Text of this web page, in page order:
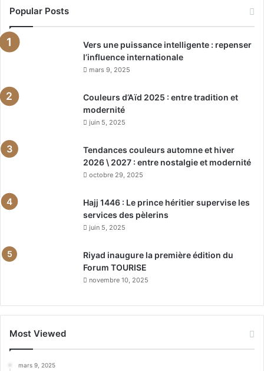
Popular Posts
Vers une puissance intelligente : repenser
l’influence internationale
mars 9, 2025
Couleurs d’Aïd 2025 : entre tradition et
modernité
juin 5, 2025
Tendances couleurs automne et hiver
2026 \ 2027 : entre nostalgie et modernité
octobre 29, 2025
Hajj 1446 : Le prince héritier supervise les
services des pèlerins
juin 5, 2025
Riyad inaugure la première édition du
Forum TOURISE
novembre 10, 2025
Most Viewed
mars 9, 2025